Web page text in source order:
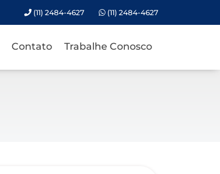
(11) 2484-4627 (11) 2484-4627
Contato Trabalhe Conosco